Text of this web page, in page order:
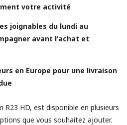
votre activité
joignables du lundi au
avant l'achat et
en Europe pour une livraison
R23 HD, est disponible en plusieurs
que vous souhaitez ajouter.